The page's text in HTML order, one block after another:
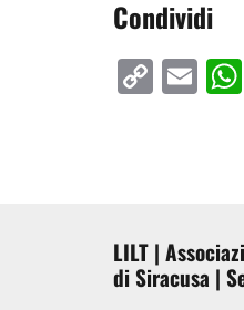
Condividi
Copy
LILT |
di Siracusa |